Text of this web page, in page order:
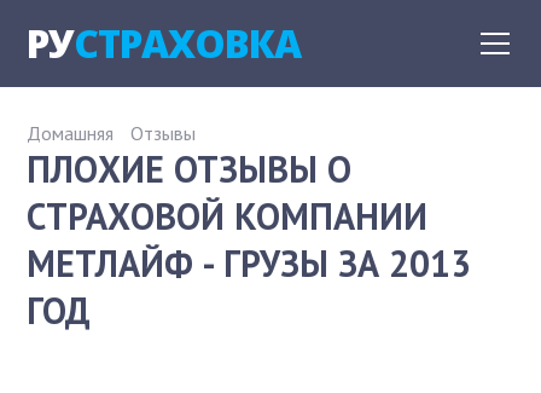
РУСТРАХОВКА
Домашняя Отзывы
ПЛОХИЕ ОТЗЫВЫ О
СТРАХОВОЙ КОМПАНИИ
МЕТЛАЙФ - ГРУЗЫ ЗА 2013
ГОД